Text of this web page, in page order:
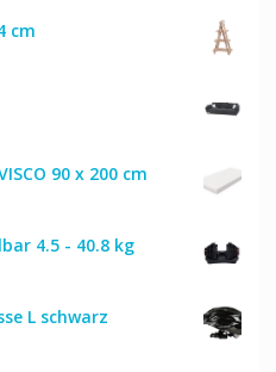
cm
90 x 200 cm
4.5 - 40.8 kg
L schwarz